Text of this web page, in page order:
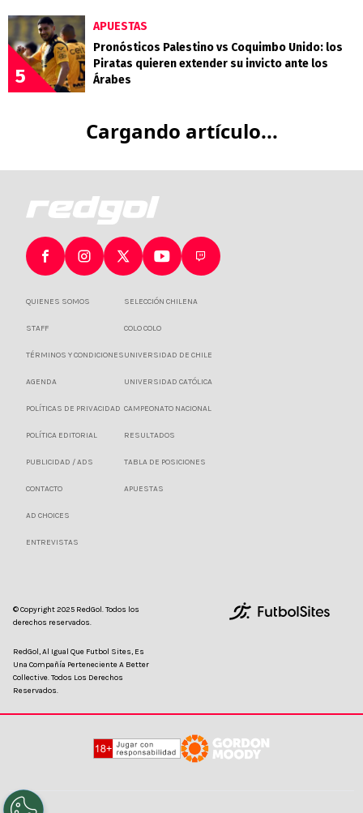
5
APUESTAS
Pronósticos Palestino vs Coquimbo Unido: los
Piratas quieren extender su invicto ante los
Árabes
Cargando artículo...
QUIENES SOMOS
STAFF
TÉRMINOS Y CONDICIONES
AGENDA
POLÍTICAS DE PRIVACIDAD
POLÍTICA EDITORIAL
PUBLICIDAD / ADS
CONTACTO
AD CHOICES
ENTREVISTAS
SELECCIÓN CHILENA
COLO COLO
UNIVERSIDAD DE CHILE
UNIVERSIDAD CATÓLICA
CAMPEONATO NACIONAL
RESULTADOS
TABLA DE POSICIONES
APUESTAS
© Copyright 2025 RedGol. Todos los
derechos reservados.
RedGol, Al Igual Que Futbol Sites, Es
Una Compañía Perteneciente A Better
Collective. Todos Los Derechos
Reservados.